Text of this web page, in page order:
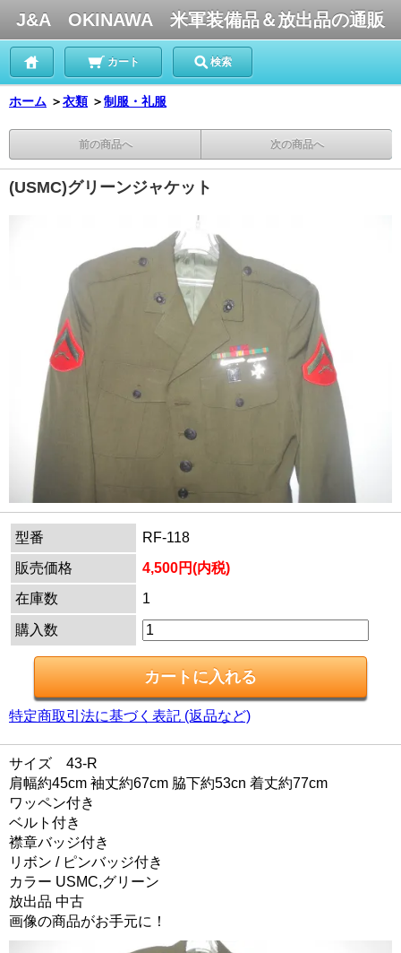
J&A OKINAWA 米軍装備品＆放出品の通販
カート 検索
ホーム ＞衣類 ＞制服・礼服
前の商品へ 次の商品へ
(USMC)グリーンジャケット
型番
RF-118
販売価格
4,500円(内税)
在庫数
1
購入数
特定商取引法に基づく表記 (返品など)
サイズ 43-R
肩幅約45cm 袖丈約67cm 脇下約53cn 着丈約77cm
ワッペン付き
ベルト付き
襟章バッジ付き
リボン / ピンバッジ付き
カラー USMC,グリーン
放出品 中古
画像の商品がお手元に！